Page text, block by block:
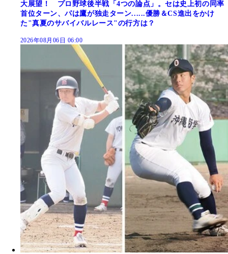
大展望！ プロ野球後半戦「4つの論点」。セは史上初の同率
首位ターン、パは鷹が独走ターン......優勝＆CS進出をかけ
た"真夏のサバイバルレース"の行方は？
2026年08月06日 06:00